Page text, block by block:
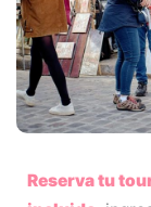
Reserva tu